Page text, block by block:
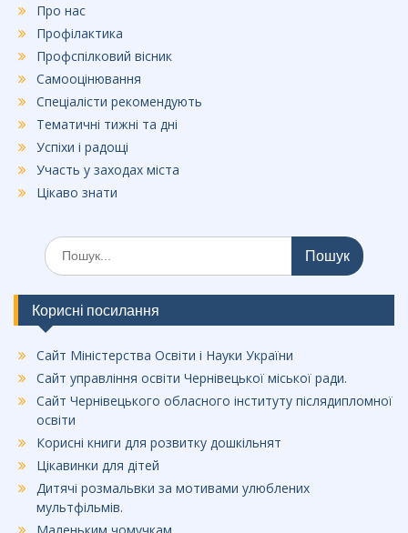
Про нас
Профілактика
Профспілковий вісник
Самооцінювання
Спеціалісти рекомендують
Тематичні тижні та дні
Успіхи і радощі
Участь у заходах міста
Цікаво знати
Шукати:
Корисні посилання
Сайт Міністерства Освіти і Науки України
Сайт управління освіти Чернівецької міської ради.
Сайт Чернівецького обласного інституту післядипломної
освіти
Корисні книги для розвитку дошкільнят
Цікавинки для дітей
Дитячі розмальвки за мотивами улюблених
мультфільмів.
Маленьким чомучкам